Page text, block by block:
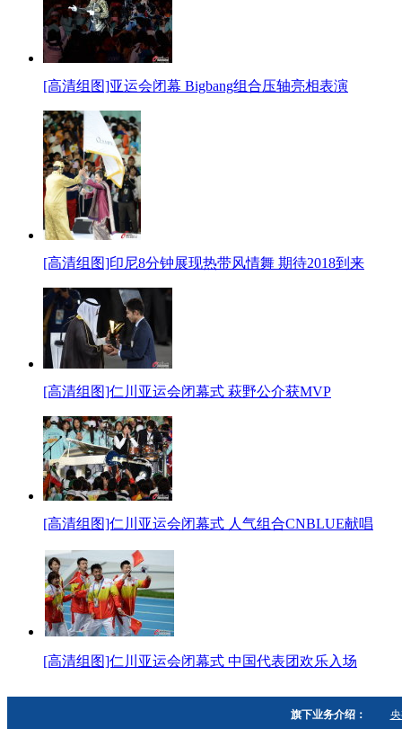
[高清组图]亚运会闭幕 Bigbang组合压轴亮相表演
[高清组图]印尼8分钟展现热带风情舞 期待2018到来
[高清组图]仁川亚运会闭幕式 萩野公介获MVP
[高清组图]仁川亚运会闭幕式 人气组合CNBLUE献唱
[高清组图]仁川亚运会闭幕式 中国代表团欢乐入场
旗下业务介绍：